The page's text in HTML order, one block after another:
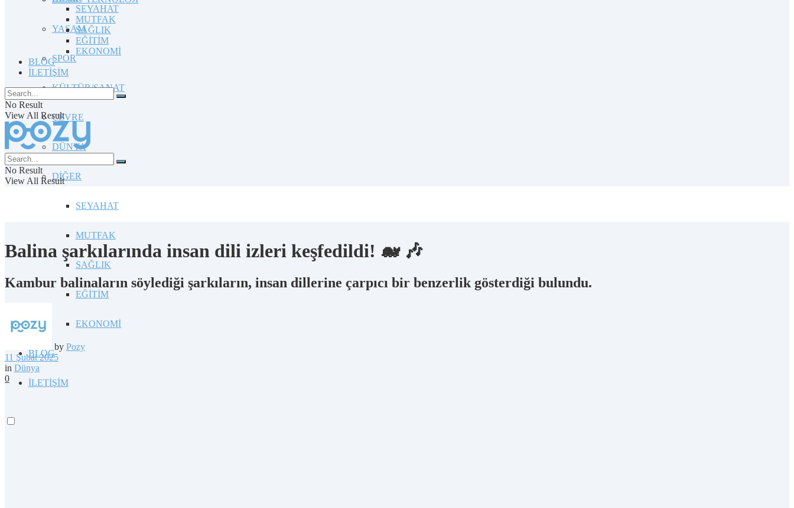
YAŞAM
SPOR
KÜLTÜR/SANAT
ÇEVRE
DÜNYA
DİĞER
SEYAHAT
MUTFAK
SAĞLIK
EĞİTİM
EKONOMİ
BLOG
İLETİŞİM
SEYAHAT
MUTFAK
SAĞLIK
EĞİTİM
EKONOMİ
BLOG
İLETİŞİM
No Result
View All Result
No Result
View All Result
Balina şarkılarında insan dili izleri keşfedildi! 🐋 🎶
Kambur balinaların söylediği şarkıların, insan dillerine çarpıcı bir benzerlik gösterdiği bulundu.
by Pozy
11 Şubat 2025
in Dünya
0